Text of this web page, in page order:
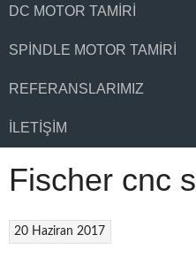
DC MOTOR TAMIRI
SPINDLE MOTOR TAMIRI
REFERANSLARIMIZ
İLETIŞIM
Fischer cnc
20 Haziran 2017